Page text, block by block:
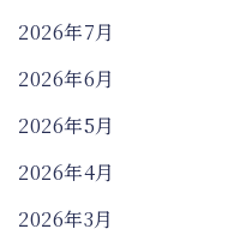
2026年7月
2026年6月
2026年5月
2026年4月
2026年3月